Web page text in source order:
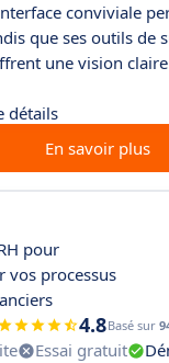
conviviale
que ses outils de
une vision
détails
En savoir plus
pour
vos processus
4.8Basé sur
Essai gratuit